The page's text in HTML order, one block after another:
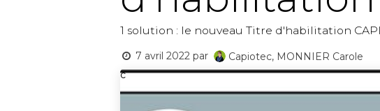
1 solution : le nouveau Titre d'habilitation
7 avril 2022 par
Capiotec, MONNIER Carole
c